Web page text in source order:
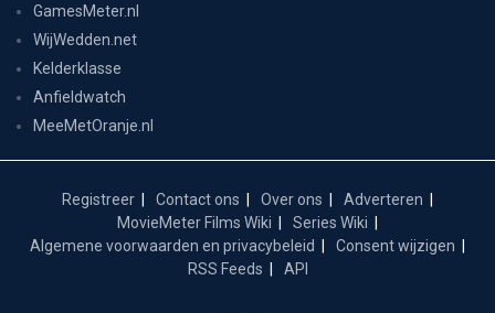
GamesMeter.nl
WijWedden.net
Kelderklasse
Anfieldwatch
MeeMetOranje.nl
Registreer Contact ons Over ons
Adverteren
MovieMeter Films Wiki
Series Wiki
Algemene voorwaarden en privacybeleid
Consent wijzigen
RSS Feeds
API